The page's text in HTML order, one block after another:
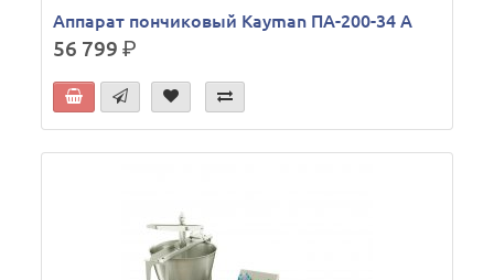
Аппарат пончиковый Kayman ПА-200-34 А
56 799р.